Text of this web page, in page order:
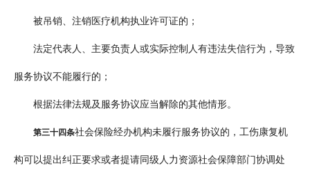
被吊销、注销医疗机构执业许可证的；
法定代表人、主要负责人或实际控制人有违法失信行为，导致
服务协议不能履行的；
根据法律法规及服务协议应当解除的其他情形。
第三十四条社会保险经办机构未履行服务协议的，工伤康复机
构可以提出纠正要求或者提请同级人力资源社会保障部门协调处